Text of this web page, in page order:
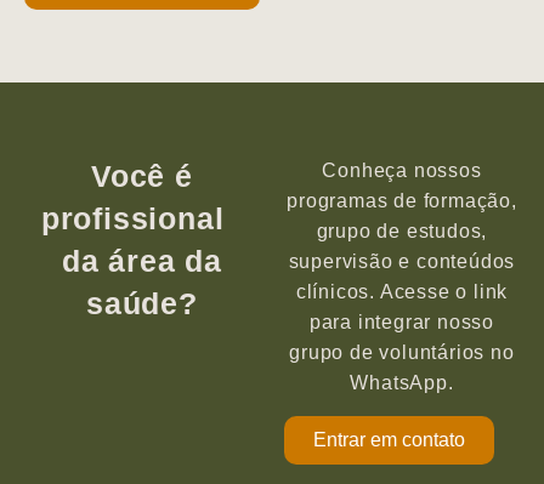
Você é
profissional
da área da
saúde?
Conheça nossos
programas de formação,
grupo de estudos,
supervisão e conteúdos
clínicos. Acesse o link
para integrar nosso
grupo de voluntários no
WhatsApp.
Entrar em contato